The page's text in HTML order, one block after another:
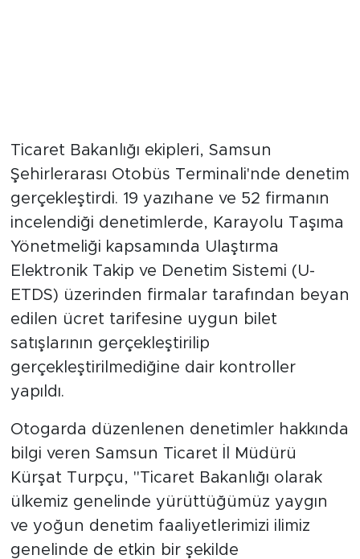
Ticaret Bakanlığı ekipleri, Samsun
Şehirlerarası Otobüs Terminali'nde denetim
gerçekleştirdi. 19 yazıhane ve 52 firmanın
incelendiği denetimlerde, Karayolu Taşıma
Yönetmeliği kapsamında Ulaştırma
Elektronik Takip ve Denetim Sistemi (U-
ETDS) üzerinden firmalar tarafından beyan
edilen ücret tarifesine uygun bilet
satışlarının gerçekleştirilip
gerçekleştirilmediğine dair kontroller
yapıldı.
Otogarda düzenlenen denetimler hakkında
bilgi veren Samsun Ticaret İl Müdürü
Kürşat Turpçu, "Ticaret Bakanlığı olarak
ülkemiz genelinde yürüttüğümüz yaygın
ve yoğun denetim faaliyetlerimizi ilimiz
genelinde de etkin bir şekilde